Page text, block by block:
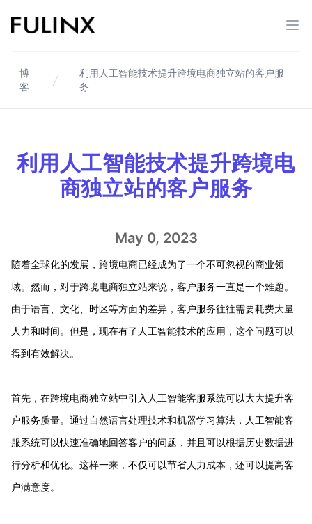
Fulinx-跨境电商独立站自建站平台
打
博
客
利用人工智能技术提升跨境电商独立站的客户服
务
利用人工智能技术提升跨境电
商独立站的客户服务
May 0, 2023
随着全球化的发展，跨境电商已经成为了一个不可忽视的商业领
域。然而，对于跨境电商独立站来说，客户服务一直是一个难题。
由于语言、文化、时区等方面的差异，客户服务往往需要耗费大量
人力和时间。但是，现在有了人工智能技术的应用，这个问题可以
得到有效解决。
首先，在跨境电商独立站中引入人工智能客服系统可以大大提升客
户服务质量。通过自然语言处理技术和机器学习算法，人工智能客
服系统可以快速准确地回答客户的问题，并且可以根据历史数据进
行分析和优化。这样一来，不仅可以节省人力成本，还可以提高客
户满意度。